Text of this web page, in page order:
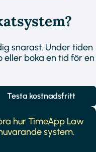
snarast. Under tiden
eller boka en tid för en
Testa kostnadsfritt
hur TimeApp Law
system.